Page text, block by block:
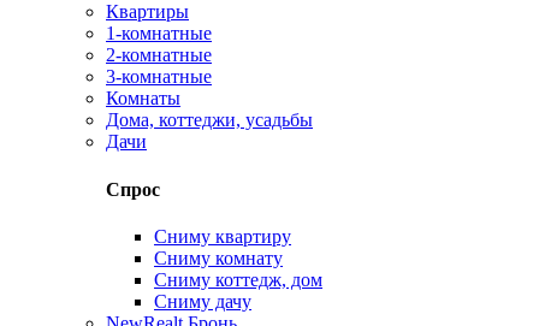
Квартиры
1-комнатные
2-комнатные
3-комнатные
Комнаты
Дома, коттеджи, усадьбы
Дачи
Спрос
Сниму квартиру
Сниму комнату
Сниму коттедж, дом
Сниму дачу